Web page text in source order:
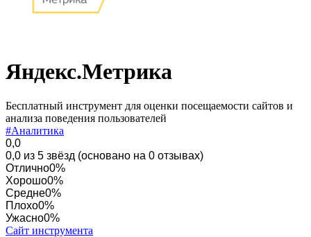
Яндекс.Метрика
Бесплатный инструмент для оценки посещаемости сайтов и
анализа поведения пользователей
#Аналитика
0,0
0,0 из 5 звёзд (основано на 0 отзывах)
Отлично0%
Хорошо0%
Средне0%
Плохо0%
Ужасно0%
Сайт инструмента